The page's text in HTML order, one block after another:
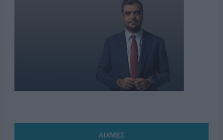
ΑΙΧΜΕΣ